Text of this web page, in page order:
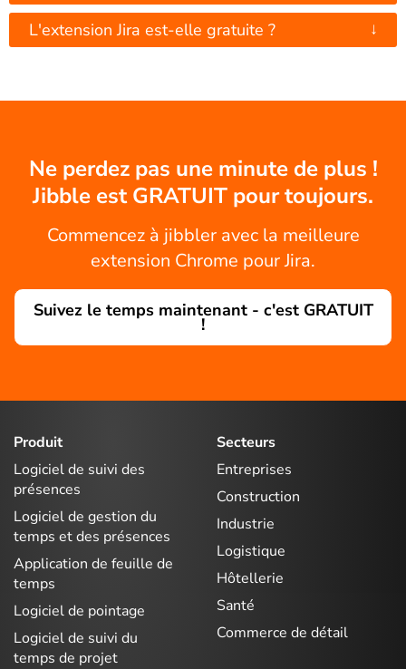
L'extension Jira est-elle gratuite ? ↓
Ne perdez pas une minute de plus !
Jibble est GRATUIT pour toujours.
Commencez à jibbler avec la meilleure
extension Chrome pour Jira.
Suivez le temps maintenant - c'est GRATUIT
!
Produit
Logiciel de suivi des
présences
Logiciel de gestion du
temps et des présences
Application de feuille de
temps
Logiciel de pointage
Logiciel de suivi du
temps de projet
Secteurs
Entreprises
Construction
Industrie
Logistique
Hôtellerie
Santé
Commerce de détail